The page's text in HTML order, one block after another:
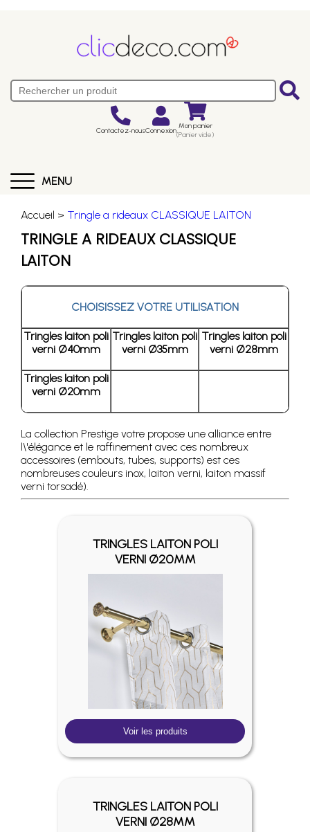
Contactez-nousConnexion Mon panier
(Panier vide)
MENU
Accueil > Tringle a rideaux CLASSIQUE LAITON
TRINGLE A RIDEAUX CLASSIQUE
LAITON
CHOISISSEZ VOTRE UTILISATION
Tringles laiton poli
verni Ø40mm
Tringles laiton poli
verni Ø35mm
Tringles laiton poli
verni Ø28mm
Tringles laiton poli
verni Ø20mm
La collection Prestige votre propose une alliance entre
l\'élégance et le raffinement avec ces nombreux
accessoires (embouts, tubes, supports) est ces
nombreuses couleurs inox, laiton verni, laiton massif
verni torsadé).
TRINGLES LAITON POLI
VERNI Ø20MM
Voir les produits
TRINGLES LAITON POLI
VERNI Ø28MM